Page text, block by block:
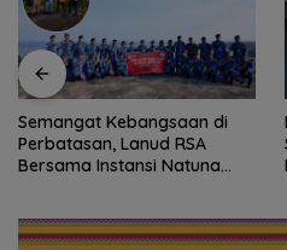
Kejari Natuna Tahan Kades
Selaut Nonaktif, Dugaan
Korupsi APBDes Rugikan